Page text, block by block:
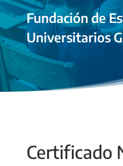
Fundación de
Universitarios
Certificado